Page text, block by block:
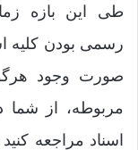
طی این بازه
رسمی بودن کلیه
صورت وجود
مربوطه، از
اسناد مراجعه